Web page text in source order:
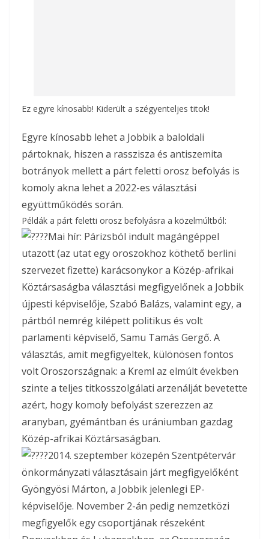
Ez egyre kínosabb! Kiderült a szégyenteljes titok!
Egyre kínosabb lehet a Jobbik a baloldali
pártoknak, hiszen a rasszisza és antiszemita
botrányok mellett a párt feletti orosz befolyás is
komoly akna lehet a 2022-es választási
együttműködés során.
Példák a párt feletti orosz befolyásra a közelmúltból:
Mai hír: Párizsból indult magángéppel
utazott (az utat egy oroszokhoz köthető berlini
szervezet fizette) karácsonykor a Közép-afrikai
Köztársaságba választási megfigyelőnek a Jobbik
újpesti képviselője, Szabó Balázs, valamint egy, a
pártból nemrég kilépett politikus és volt
parlamenti képviselő, Samu Tamás Gergő. A
választás, amit megfigyeltek, különösen fontos
volt Oroszországnak: a Kreml az elmúlt években
szinte a teljes titkosszolgálati arzenálját bevetette
azért, hogy komoly befolyást szerezzen az
aranyban, gyémántban és urániumban gazdag
Közép-afrikai Köztársaságban.
2014. szeptember közepén Szentpétervár
önkormányzati választásain járt megfigyelőként
Gyöngyösi Márton, a Jobbik jelenlegi EP-
képviselője. November 2-án pedig nemzetközi
megfigyelők egy csoportjának részeként